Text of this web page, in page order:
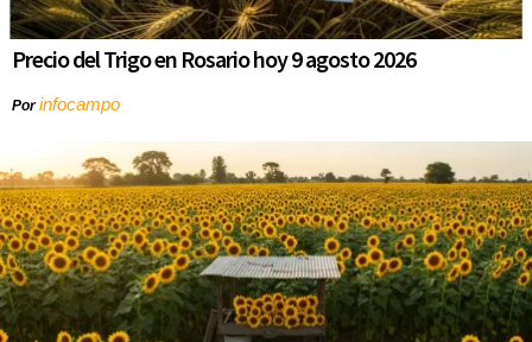
Precio del Trigo en Rosario hoy 9 agosto 2026
Porinfocampo